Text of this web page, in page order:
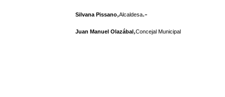
Silvana Pissano,Alcaldesa.-
Juan Manuel Olazábal,Concejal Municipal